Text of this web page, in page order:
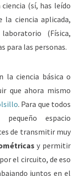
(sí, has leído
la ciencia aplicada,
(Física,
para las personas.
la ciencia básica o
que ahora mismo
. Para que todos
espacio
de transmitir muy
y permitir
el circuito, de eso
juntos en el